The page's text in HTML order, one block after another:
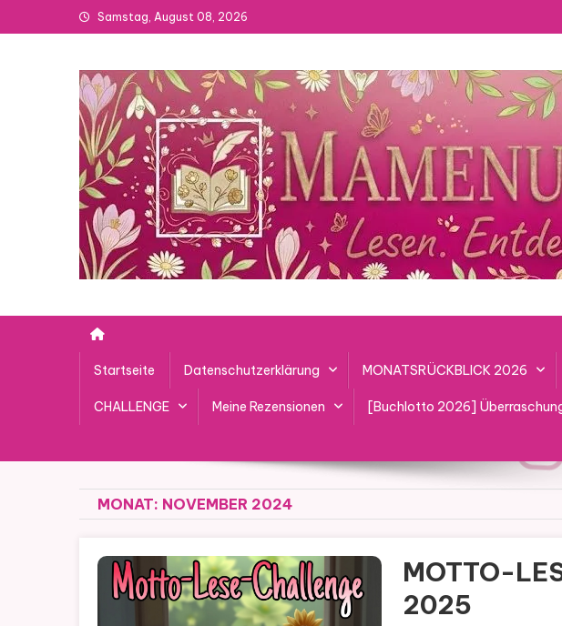
to
Samstag, August 08, 2026
Startseite Datenschutzerklärung MONATSRÜCKBLICK 2026
CHALLENGE Meine Rezensionen [Buchlotto 2026]
MONAT: NOVEMBER 2024
MOTTO-
2025